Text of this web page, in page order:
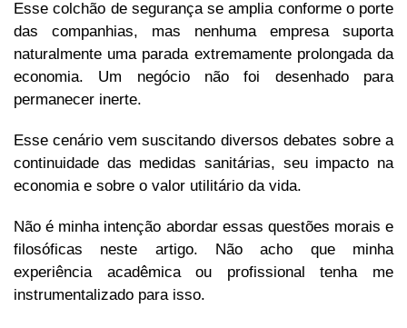
Esse colchão de segurança se amplia conforme o porte
das companhias, mas nenhuma empresa suporta
naturalmente uma parada extremamente prolongada da
economia. Um negócio não foi desenhado para
permanecer inerte.
Esse cenário vem suscitando diversos debates sobre a
continuidade das medidas sanitárias, seu impacto na
economia e sobre o valor utilitário da vida.
Não é minha intenção abordar essas questões morais e
filosóficas neste artigo. Não acho que minha
experiência acadêmica ou profissional tenha me
instrumentalizado para isso.